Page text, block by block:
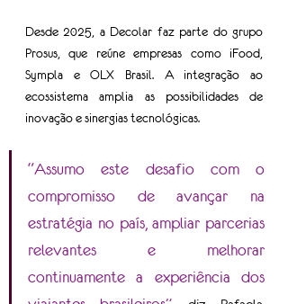
Desde 2025, a Decolar faz parte do grupo
Prosus, que reúne empresas como iFood,
Sympla e OLX Brasil. A integração ao
ecossistema amplia as possibilidades de
inovação e sinergias tecnológicas.
“Assumo este desafio com o
compromisso de avançar na
estratégia no país, ampliar parcerias
relevantes e melhorar
continuamente a experiência dos